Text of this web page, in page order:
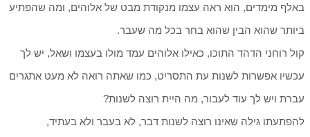
באלף מימדים, הוא ראה עצמו מנקודת מבט של אלוהים, ומה שהפתיע
ביותר שהוא הבין שהוא בחר בכל מה שעבר.
קול רוחני הדהד התוכו, כאילו אלוהים עמד מולו בעצמו ושאל, יש לך
עכשיו אפשרות לשנות עת התסריט, כמו שאתה רואה לא מעט אתגרים
עברת ויש לך עוד לעבור, מה היית רוצה לשנות?
להפתעתו גילה שאינו רוצה לשנות דבר, לא בעבר ולא בעתיד,